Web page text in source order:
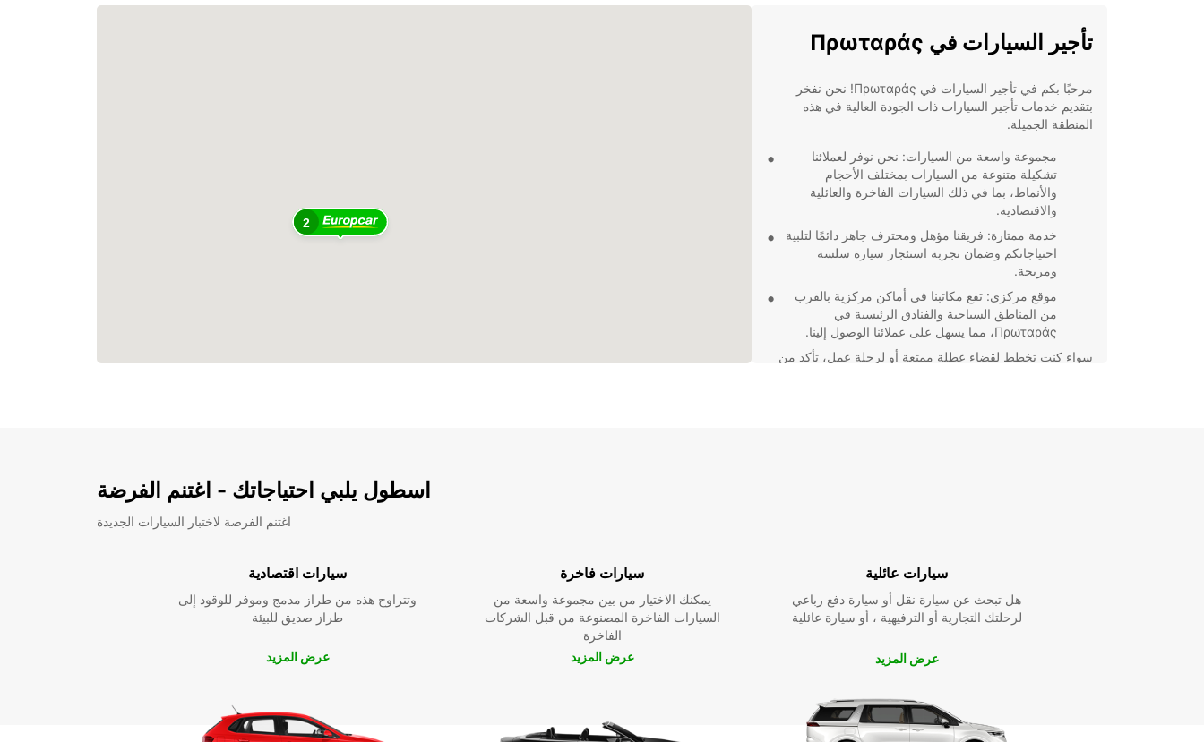
2
تأجير السيارات في Πρωταράς
مرحبًا بكم في تأجير السيارات في Πρωταράς! نحن نفخر
بتقديم خدمات تأجير السيارات ذات الجودة العالية في هذه
المنطقة الجميلة.
مجموعة واسعة من السيارات: نحن نوفر لعملائنا
تشكيلة متنوعة من السيارات بمختلف الأحجام
والأنماط، بما في ذلك السيارات الفاخرة والعائلية
والاقتصادية.
خدمة ممتازة: فريقنا مؤهل ومحترف جاهز دائمًا لتلبية
احتياجاتكم وضمان تجربة استئجار سيارة سلسة
ومريحة.
موقع مركزي: تقع مكاتبنا في أماكن مركزية بالقرب
من المناطق السياحية والفنادق الرئيسية في
Πρωταράς، مما يسهل على عملائنا الوصول إلينا.
سواء كنت تخطط لقضاء عطلة ممتعة أو لرحلة عمل، تأكد من
اسطول يلبي احتياجاتك - اغتنم الفرضة
اغتنم الفرصة لاختبار السيارات الجديدة
سيارات اقتصادية
وتتراوح هذه من طراز مدمج وموفر للوقود إلى
طراز صديق للبيئة
عرض المزيد
سيارات فاخرة
يمكنك الاختيار من بين مجموعة واسعة من
السيارات الفاخرة المصنوعة من قبل الشركات
الفاخرة
عرض المزيد
سيارات عائلية
هل تبحث عن سيارة نقل أو سيارة دفع رباعي
لرحلتك التجارية أو الترفيهية ، أو سيارة عائلية
عرض المزيد